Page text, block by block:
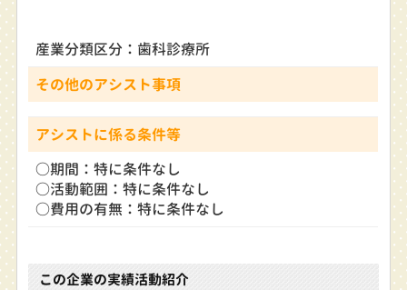
産業分類区分：歯科診療所
その他のアシスト事項
アシストに係る条件等
○期間：特に条件なし
○活動範囲：特に条件なし
○費用の有無：特に条件なし
この企業の実績活動紹介